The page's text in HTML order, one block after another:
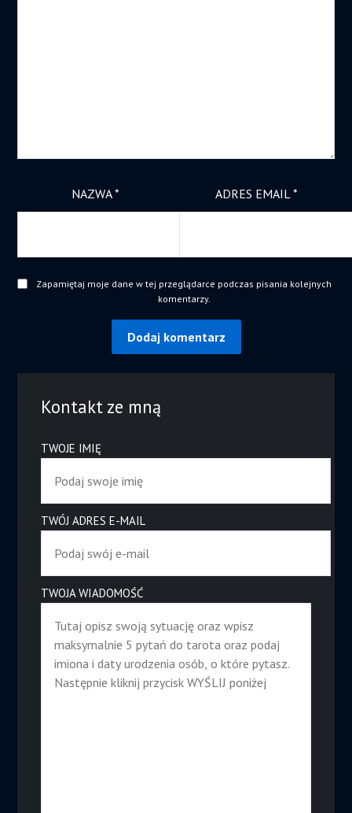
NAZWA* ADRES EMAIL*
Zapamiętaj moje dane w tej przeglądarce podczas pisania kolejnych
komentarzy.
Kontakt ze mną
TWOJE IMIĘ
TWÓJ ADRES E-MAIL
TWOJA WIADOMOŚĆ